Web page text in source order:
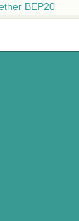
BEP20